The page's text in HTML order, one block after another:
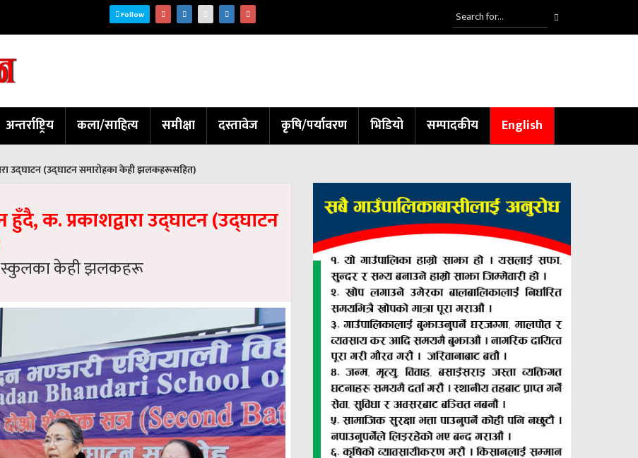
Follow
अन्तर्राष्ट्रिय कला/साहित्य समीक्षा दस्तावेज कृषि/पर्यावरण भिडियो सम्पादकीय English
उद्घाटन (उद्घाटन समारोहका केही झलकहरूसहित)
क. प्रकाशद्वारा उद्घाटन (उद्घाटन
स्कुलका केही झलकहरू